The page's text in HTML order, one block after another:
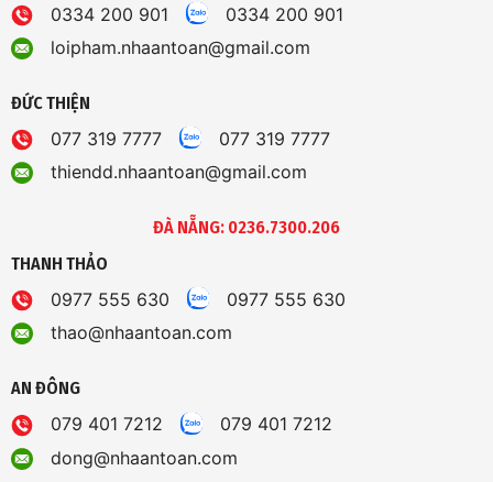
0334 200 901
0334 200 901
loipham.nhaantoan@gmail.com
ĐỨC THIỆN
077 319 7777
077 319 7777
thiendd.nhaantoan@gmail.com
ĐÀ NẴNG: 0236.7300.206
THANH THẢO
0977 555 630
0977 555 630
thao@nhaantoan.com
AN ĐÔNG
079 401 7212
079 401 7212
dong@nhaantoan.com